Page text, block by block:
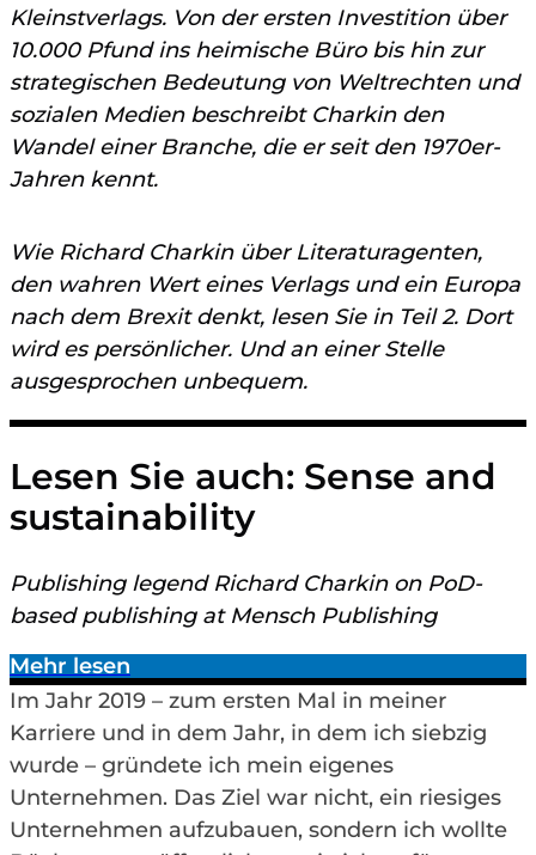
Kleinstverlags. Von der ersten Investition über
10.000 Pfund ins heimische Büro bis hin zur
strategischen Bedeutung von Weltrechten und
sozialen Medien beschreibt Charkin den
Wandel einer Branche, die er seit den 1970er-
Jahren kennt.
Wie Richard Charkin über Literaturagenten,
den wahren Wert eines Verlags und ein Europa
nach dem Brexit denkt, lesen Sie in Teil 2. Dort
wird es persönlicher. Und an einer Stelle
ausgesprochen unbequem.
Lesen Sie auch: Sense and
sustainability
Publishing legend Richard Charkin on PoD-
based publishing at Mensch Publishing
Mehr lesen
Im Jahr 2019 – zum ersten Mal in meiner
Karriere und in dem Jahr, in dem ich siebzig
wurde – gründete ich mein eigenes
Unternehmen. Das Ziel war nicht, ein riesiges
Unternehmen aufzubauen, sondern ich wollte